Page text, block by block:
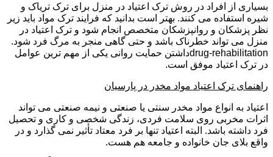
بسیاری از افراد در روش ترک اعتیاد در منزل برای ترک تریاک و
شیره استفاده می کنند. بهتر است بدانید که فرایند ترک مواد باید زیر
نظر پزشکان و روانپزشکان متخصص انجام شود و ترک اعتیاد در
منزل می تواند خطرناک باشد و حتی گاهی منجر به مرگ فرد شود.
drug-rehabilitationداشتن حمایت روانی یکی از مهم ترین عوامل
در ترک اعتیاد موفق است.
راهنمای ترک اعتیاد مواد مخدر در پارسیان
اعتیاد به انواع مواد مخدر سنتی یا صنعتی و نیمه صنعتی می تواند
اثرات مخربی روی سلامت فردی، زندگی شخصی و کاری و تحصیل
فرد داشته باشد. البته اعتیاد تنها بر فرد معتاد تأثیر نمی گذارد و در
واقع بلای جان خانواده و جامعه هم هست.